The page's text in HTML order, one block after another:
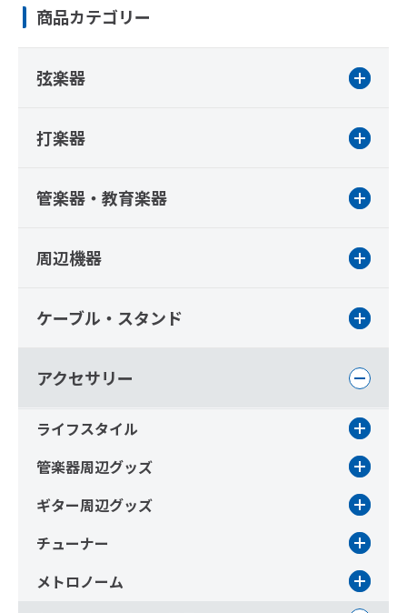
商品カテゴリー
弦楽器
打楽器
管楽器・教育楽器
周辺機器
ケーブル・スタンド
アクセサリー
ライフスタイル
管楽器周辺グッズ
ギター周辺グッズ
チューナー
メトロノーム